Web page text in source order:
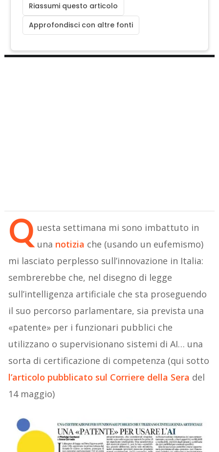
Riassumi questo articolo
Approfondisci con altre fonti
Q uesta settimana mi sono imbattuto in
una notizia che (usando un eufemismo)
mi lasciato perplesso sull’innovazione in Italia:
sembrerebbe che, nel disegno di legge
sull’intelligenza artificiale che sta proseguendo
il suo percorso parlamentare, sia prevista una
«patente» per i funzionari pubblici che
utilizzano o supervisionano sistemi di AI… una
sorta di certificazione di competenza (qui sotto
l’articolo pubblicato sul Corriere della Sera del
14 maggio)